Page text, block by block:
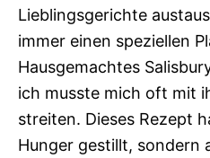
Lieblingsgerichte
immer einen speziellen
Hausgemachtes
ich musste mich oft mit
streiten. Dieses Rezept
Hunger gestillt, sondern